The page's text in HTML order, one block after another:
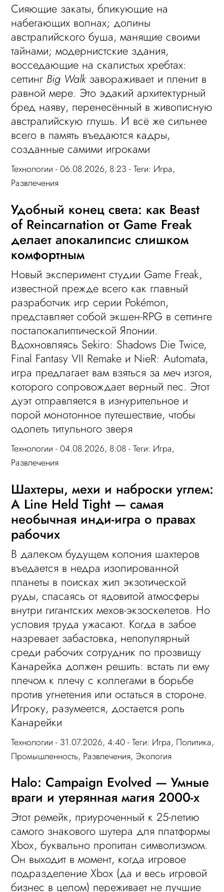
Сияющие закаты, бликующие на
набегающих волнах; долины
австралийского буша, манящие своими
тайнами; модернистские здания,
восседающие на скалистых хребтах:
сеттинг Big Walk завораживает и пленит в
равной мере. Это эдакий архитектурный
бред наяву, перенесённый в живописную
австралийскую глушь. И всё же сильнее
всего в память въедаются кадры,
созданные самими игроками
Технологии - 06.08.2026, 8:23 - Теги: Игра,
Развлечения
Удобный конец света: как Beast
of Reincarnation от Game Freak
делает апокалипсис слишком
комфортным
Новый эксперимент студии Game Freak,
известной прежде всего как главный
разработчик игр серии Pokémon,
представляет собой экшен-RPG в сеттинге
постапокалиптической Японии.
Вдохновляясь Sekiro: Shadows Die Twice,
Final Fantasy VII Remake и NieR: Automata,
игра предлагает вам взяться за меч изгоя,
которого сопровождает верный пес. Этот
дуэт отправляется в изнурительное и
порой монотонное путешествие, чтобы
одолеть титульного зверя
Технологии - 04.08.2026, 8:08 - Теги: Игра,
Развлечения
Шахтеры, мехи и наброски углем:
A Line Held Tight — самая
необычная инди-игра о правах
рабочих
В далеком будущем колония шахтеров
въедается в недра изолированной
планеты в поисках жил экзотической
руды, спасаясь от ядовитой атмосферы
внутри гигантских мехов-экзоскелетов. Но
условия труда ужасают. Когда в забое
назревает забастовка, непопулярный
среди рабочих сотрудник по прозвищу
Канарейка должен решить: встать ли ему
плечом к плечу с коллегами в борьбе
против угнетения или остаться в стороне.
Игроку, разумеется, достается роль
Канарейки
Технологии - 31.07.2026, 4:40 - Теги: Игра, Политика,
Промышленность, Развлечения, Экология
Halo: Campaign Evolved — Умные
враги и утерянная магия 2000-х
Этот ремейк, приуроченный к 25-летию
самого знакового шутера для платформы
Xbox, буквально пропитан символизмом.
Он выходит в момент, когда игровое
подразделение Xbox (да и весь игровой
бизнес в целом) переживает не лучшие